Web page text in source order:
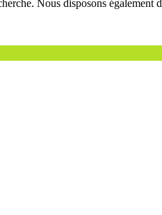
Nous disposons également